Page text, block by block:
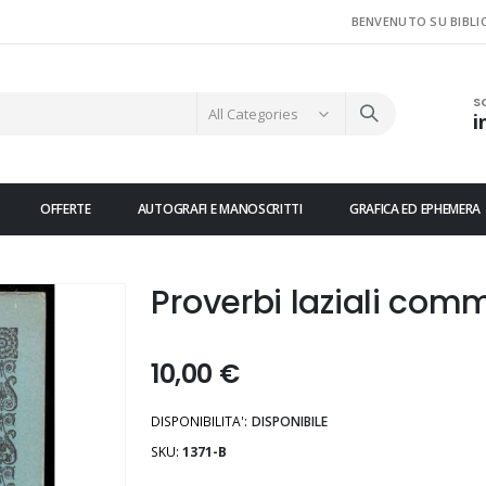
BENVENUTO SU
OFFERTE AUTOGRAFI E MANOSCRITTI GRAFICA ED EPHEMERA
Proverbi laziali
10,00 €
DISPONIBILITA': DISPONIBILE
SKU 1371-B